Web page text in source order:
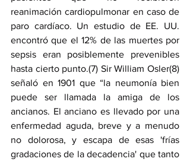
reanimación cardiopulmonar en caso de
paro cardíaco. Un estudio de EE. UU.
encontró que el 12% de las muertes por
sepsis eran posiblemente prevenibles
hasta cierto punto.(7) Sir William Osler(8)
señaló en 1901 que “la neumonía bien
puede ser llamada la amiga de los
ancianos. El anciano es llevado por una
enfermedad aguda, breve y a menudo
no dolorosa, y escapa de esas 'frías
gradaciones de la decadencia' que tanto